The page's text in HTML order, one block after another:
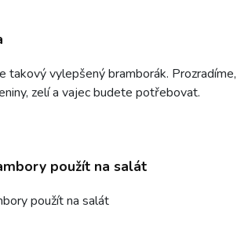
takový vylepšený bramborák.
zelí a vajec budete potřebovat.
použít na salát
použít na salát